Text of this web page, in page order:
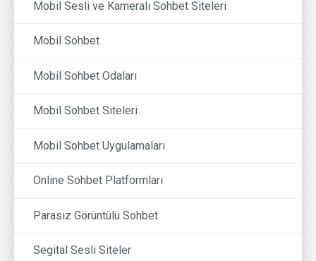
Mobil Sesli ve Kameralı Sohbet Siteleri
Mobil Sohbet
Mobil Sohbet Odaları
Mobil Sohbet Siteleri
Mobil Sohbet Uygulamaları
Online Sohbet Platformları
Parasız Görüntülü Sohbet
Segital Sesli Siteler